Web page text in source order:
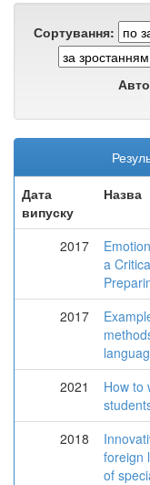
Сортування:
Дата
випуску
Назва
2017
a
2017
2021
How to
2018
foreign
of